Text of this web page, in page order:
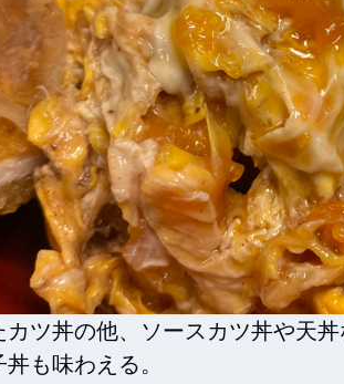
ツ丼の他、ソースカツ丼や天
も味わえる。